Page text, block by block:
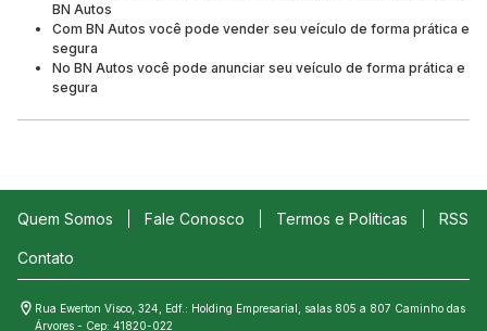
BN Autos
Com BN Autos você pode vender seu veículo de forma prática e
segura
No BN Autos você pode anunciar seu veículo de forma prática e
segura
Quem Somos Fale Conosco Termos e Políticas RSS
Contato
Rua Ewerton Visco, 324, Edf.: Holding Empresarial, salas 805 a 807 Caminho das
Árvores - Cep: 41820-022